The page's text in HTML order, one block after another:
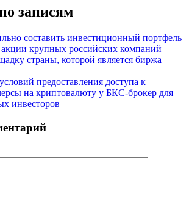
записям
составить инвестиционный портфель
акции крупных российских компаний
страны, которой является биржа
предоставления доступа к
на криптовалюту у БКС-брокер для
инвесторов